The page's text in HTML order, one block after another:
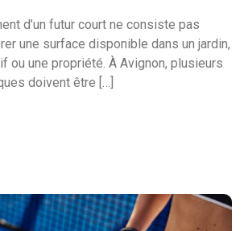
d’un futur court ne consiste pas
une surface disponible dans un jardin,
ou une propriété. À Avignon, plusieurs
doivent être […]